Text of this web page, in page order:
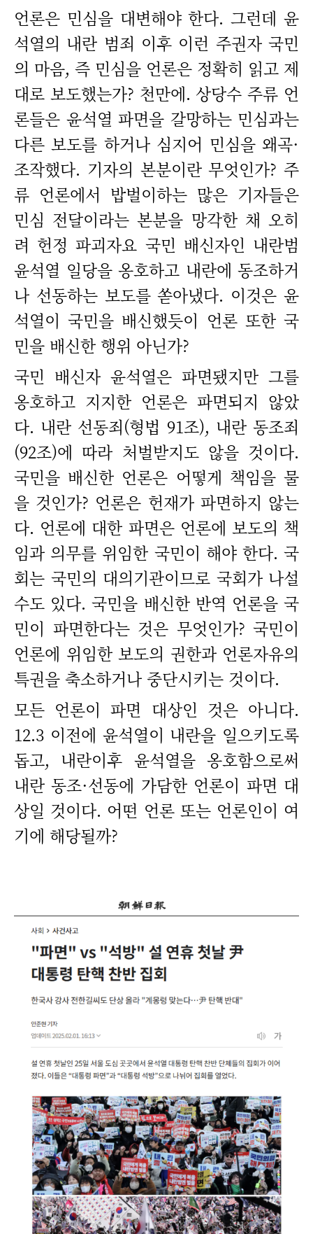
언론은 민심을 대변해야 한다. 그런데 윤
석열의 내란 범죄 이후 이런 주권자 국민
의 마음, 즉 민심을 언론은 정확히 읽고 제
대로 보도했는가? 천만에. 상당수 주류 언
론들은 윤석열 파면을 갈망하는 민심과는
다른 보도를 하거나 심지어 민심을 왜곡·
조작했다. 기자의 본분이란 무엇인가? 주
류 언론에서 밥벌이하는 많은 기자들은
민심 전달이라는 본분을 망각한 채 오히
려 헌정 파괴자요 국민 배신자인 내란범
윤석열 일당을 옹호하고 내란에 동조하거
나 선동하는 보도를 쏟아냈다. 이것은 윤
석열이 국민을 배신했듯이 언론 또한 국
민을 배신한 행위 아닌가?
국민 배신자 윤석열은 파면됐지만 그를
옹호하고 지지한 언론은 파면되지 않았
다. 내란 선동죄(형법 91조), 내란 동조죄
(92조)에 따라 처벌받지도 않을 것이다.
국민을 배신한 언론은 어떻게 책임을 물
을 것인가? 언론은 헌재가 파면하지 않는
다. 언론에 대한 파면은 언론에 보도의 책
임과 의무를 위임한 국민이 해야 한다. 국
회는 국민의 대의기관이므로 국회가 나설
수도 있다. 국민을 배신한 반역 언론을 국
민이 파면한다는 것은 무엇인가? 국민이
언론에 위임한 보도의 권한과 언론자유의
특권을 축소하거나 중단시키는 것이다.
모든 언론이 파면 대상인 것은 아니다.
12.3 이전에 윤석열이 내란을 일으키도록
돕고, 내란이후 윤석열을 옹호함으로써
내란 동조·선동에 가담한 언론이 파면 대
상일 것이다. 어떤 언론 또는 언론인이 여
기에 해당될까?